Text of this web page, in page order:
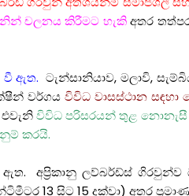
චලනය කිරීමට හැකිඅතර
වී ඇත. ටැන්සානියාව, මලාවි,
වර්ගයවිවිධ වාසස්ථාන
එවැනිවිවිධ පරිසරයන් තුළ
කරයි.
අප්‍රිකානු ලව්බර්ඩ්ස්
13 සිට 15 දක්වා) අතර